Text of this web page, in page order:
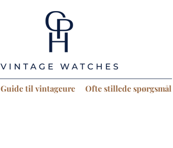
Guide til vintageure Ofte stillede spørgsmål